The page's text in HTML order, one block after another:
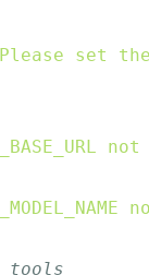
set the
tools